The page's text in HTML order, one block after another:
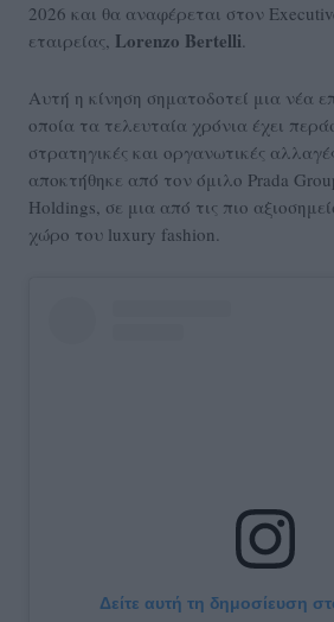
2026 και θα αναφέρεται στον
εταιρείας, Lorenzo Bertelli.
Αυτή η κίνηση σηματοδοτεί μια νέα
οποία τα τελευταία χρόνια έχει
στρατηγικές και οργανωτικές
αποκτήθηκε από τον όμιλο Prada
Holdings, σε μια από τις πιο
χώρο του luxury fashion.
Δείτε αυτή τη δημοσίευση